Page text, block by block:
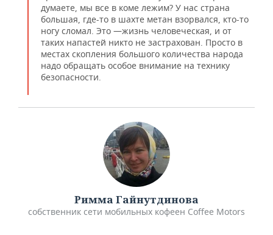
думаете, мы все в коме лежим? У нас страна
большая, где-то в шахте метан взорвался, кто-то
ногу сломал. Это —жизнь человеческая, и от
таких напастей никто не застрахован. Просто в
местах скопления большого количества народа
надо обращать особое внимание на технику
безопасности.
Римма Гайнутдинова
собственник сети мобильных кофеен Coffee Motors